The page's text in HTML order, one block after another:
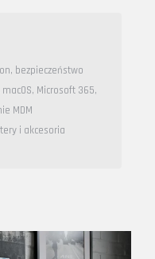
, bezpieczeństwo
macOS, Microsoft 365,
MDM
i akcesoria